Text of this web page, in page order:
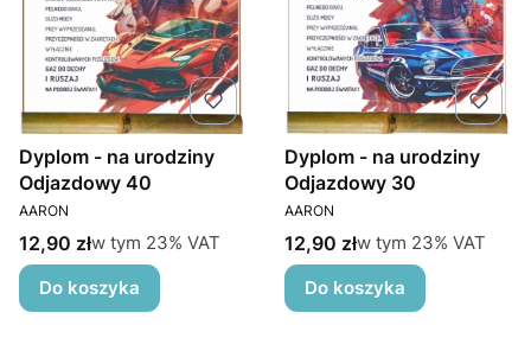
Dyplom - na urodziny
Odjazdowy 40
PRODUCENT
AARON
Cena brutto
12,90 złw tym %s VAT
w tym 23% VAT
Do koszyka
Dyplom - na urodziny
Odjazdowy 30
PRODUCENT
AARON
Cena brutto
12,90 złw tym %s VAT
w tym 23% VAT
Do koszyka